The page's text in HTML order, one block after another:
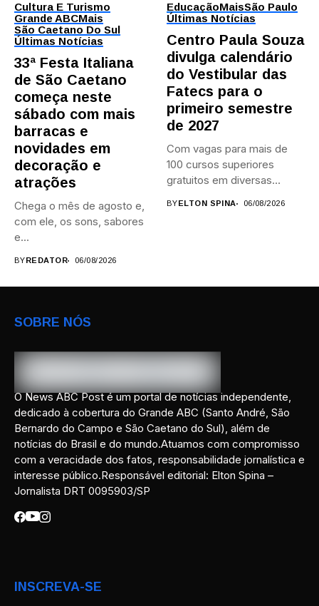
Cultura E Turismo
Grande ABCMais
São Caetano Do Sul
Últimas Notícias
33ª Festa Italiana
de São Caetano
começa neste
sábado com mais
barracas e
novidades em
decoração e
atrações
Chega o mês de agosto e,
com ele, os sons, sabores
e...
BYREDATOR 06/08/2026
EducaçãoMaisSão Paulo
Últimas Notícias
Centro Paula Souza
divulga calendário
do Vestibular das
Fatecs para o
primeiro semestre
de 2027
Com vagas para mais de
100 cursos superiores
gratuitos em diversas
BYELTON SPINA 06/08/2026
SOBRE NÓS
O News ABC Post é um portal de notícias independente,
dedicado à cobertura do Grande ABC (Santo André, São
Bernardo do Campo e São Caetano do Sul), além de
notícias do Brasil e do mundo.Atuamos com compromisso
com a veracidade dos fatos, responsabilidade jornalística e
interesse público.Responsável editorial: Elton Spina –
Jornalista DRT 0095903/SP
INSCREVA-SE